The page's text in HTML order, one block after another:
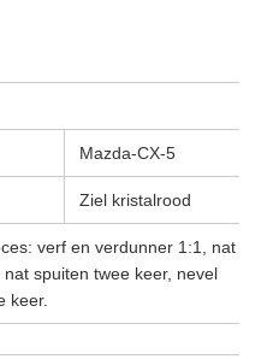
Mazda-CX-5
Ziel kristalrood
verf en verdunner 1:1, nat
spuiten twee keer, nevel
keer.